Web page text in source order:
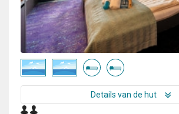
Details van de hut